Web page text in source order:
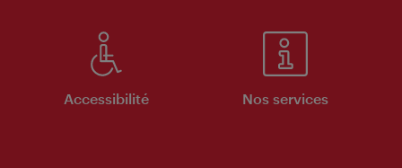
Accessibilité Nos services